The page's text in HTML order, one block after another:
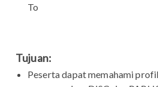
To
Tujuan:
Peserta dapat memahami